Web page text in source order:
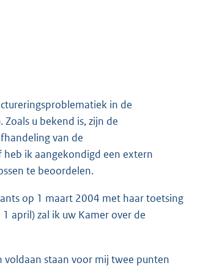
in de
u bekend is, zijn de
van de
ik aangekondigd een extern
te beoordelen.
op 1 maart 2004 met haar toetsing
april) zal ik uw Kamer over de
staan voor mij twee punten